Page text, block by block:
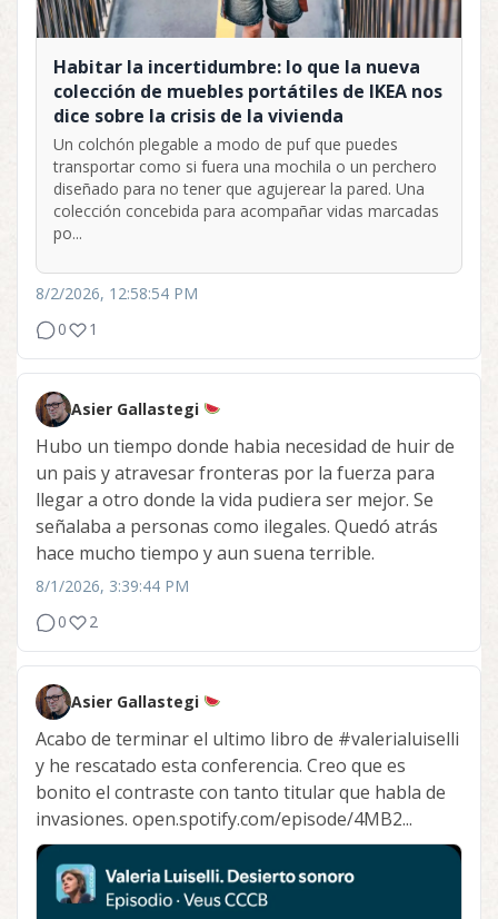
Habitar la incertidumbre: lo que la nueva
colección de muebles portátiles de IKEA nos
dice sobre la crisis de la vivienda
Un colchón plegable a modo de puf que puedes
transportar como si fuera una mochila o un perchero
diseñado para no tener que agujerear la pared. Una
colección concebida para acompañar vidas marcadas
po...
8/2/2026, 12:58:54 PM
0
1
Asier Gallastegi
Hubo un tiempo donde habia necesidad de huir de
un pais y atravesar fronteras por la fuerza para
llegar a otro donde la vida pudiera ser mejor. Se
señalaba a personas como ilegales. Quedó atrás
hace mucho tiempo y aun suena terrible.
8/1/2026, 3:39:44 PM
0
2
Asier Gallastegi
Acabo de terminar el ultimo libro de #valerialuiselli
y he rescatado esta conferencia. Creo que es
bonito el contraste con tanto titular que habla de
invasiones. open.spotify.com/episode/4MB2...